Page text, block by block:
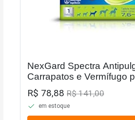
NexGard Spectra
Carrapatos e Vermífugo
7,6 a 15kg - 1 tablete
R$ 78,88R$ 141,00
em estoque